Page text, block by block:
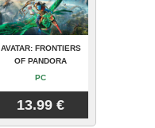
AVATAR: FRONTIERS
OF PANDORA
PC
13.99 €